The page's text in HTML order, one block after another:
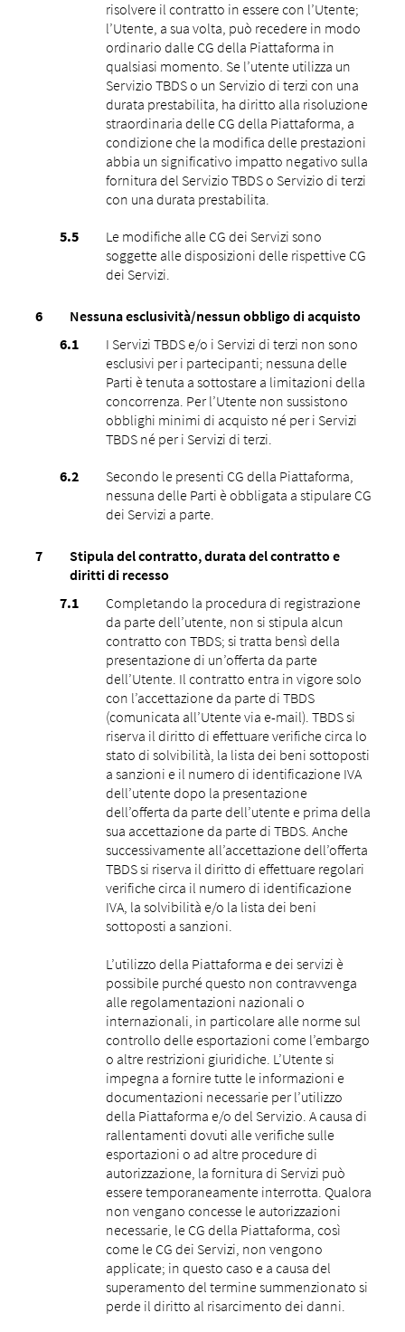
risolvere il contratto in essere con l’Utente;
l’Utente, a sua volta, può recedere in modo
ordinario dalle CG della Piattaforma in
qualsiasi momento. Se l’utente utilizza un
Servizio TBDS o un Servizio di terzi con una
durata prestabilita, ha diritto alla risoluzione
straordinaria delle CG della Piattaforma, a
condizione che la modifica delle prestazioni
abbia un significativo impatto negativo sulla
fornitura del Servizio TBDS o Servizio di terzi
con una durata prestabilita.
Le modifiche alle CG dei Servizi sono
soggette alle disposizioni delle rispettive CG
dei Servizi.
Nessuna esclusività/nessun obbligo di acquisto
I Servizi TBDS e/o i Servizi di terzi non sono
esclusivi per i partecipanti; nessuna delle
Parti è tenuta a sottostare a limitazioni della
concorrenza. Per l’Utente non sussistono
obblighi minimi di acquisto né per i Servizi
TBDS né per i Servizi di terzi.
Secondo le presenti CG della Piattaforma,
nessuna delle Parti è obbligata a stipulare CG
dei Servizi a parte.
Stipula del contratto, durata del contratto e
diritti di recesso
Completando la procedura di registrazione
da parte dell’utente, non si stipula alcun
contratto con TBDS; si tratta bensì della
presentazione di un’offerta da parte
dell’Utente. Il contratto entra in vigore solo
con l’accettazione da parte di TBDS
(comunicata all’Utente via e-mail). TBDS si
riserva il diritto di effettuare verifiche circa lo
stato di solvibilità, la lista dei beni sottoposti
a sanzioni e il numero di identificazione IVA
dell’utente dopo la presentazione
dell’offerta da parte dell’utente e prima della
sua accettazione da parte di TBDS. Anche
successivamente all’accettazione dell’offerta
TBDS si riserva il diritto di effettuare regolari
verifiche circa il numero di identificazione
IVA, la solvibilità e/o la lista dei beni
sottoposti a sanzioni.
L’utilizzo della Piattaforma e dei servizi è
possibile purché questo non contravvenga
alle regolamentazioni nazionali o
internazionali, in particolare alle norme sul
controllo delle esportazioni come l’embargo
o altre restrizioni giuridiche. L’Utente si
impegna a fornire tutte le informazioni e
documentazioni necessarie per l’utilizzo
della Piattaforma e/o del Servizio. A causa di
rallentamenti dovuti alle verifiche sulle
esportazioni o ad altre procedure di
autorizzazione, la fornitura di Servizi può
essere temporaneamente interrotta. Qualora
non vengano concesse le autorizzazioni
necessarie, le CG della Piattaforma, così
come le CG dei Servizi, non vengono
applicate; in questo caso e a causa del
superamento del termine summenzionato si
perde il diritto al risarcimento dei danni.